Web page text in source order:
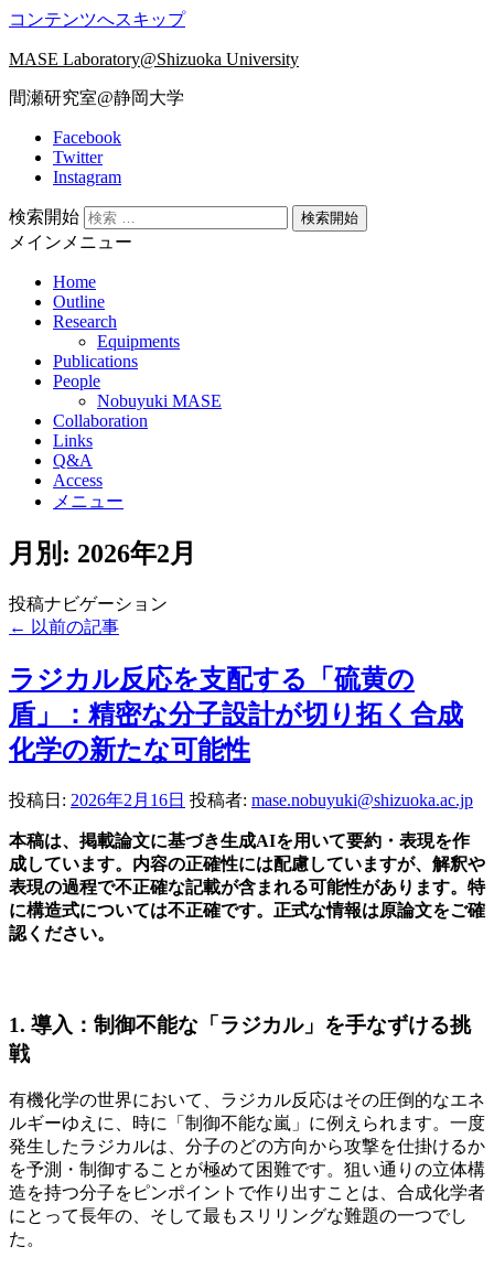
コンテンツへスキップ
MASE Laboratory@Shizuoka University
間瀬研究室@静岡大学
Facebook
Twitter
Instagram
検索開始
メインメニュー
Home
Outline
Research
Equipments
Publications
People
Nobuyuki MASE
Collaboration
Links
Q&A
Access
メニュー
月別: 2026年2月
投稿ナビゲーション
← 以前の記事
ラジカル反応を支配する「硫黄の
盾」：精密な分子設計が切り拓く合成
化学の新たな可能性
投稿日: 2026年2月16日 投稿者: mase.nobuyuki@shizuoka.ac.jp
本稿は、掲載論文に基づき生成AIを用いて要約・表現を作
成しています。内容の正確性には配慮していますが、解釈や
表現の過程で不正確な記載が含まれる可能性があります。特
に構造式については不正確です。正式な情報は原論文をご確
認ください。
1. 導入：制御不能な「ラジカル」を手なずける挑
戦
有機化学の世界において、ラジカル反応はその圧倒的なエネ
ルギーゆえに、時に「制御不能な嵐」に例えられます。一度
発生したラジカルは、分子のどの方向から攻撃を仕掛けるか
を予測・制御することが極めて困難です。狙い通りの立体構
造を持つ分子をピンポイントで作り出すことは、合成化学者
にとって長年の、そして最もスリリングな難題の一つでし
た。